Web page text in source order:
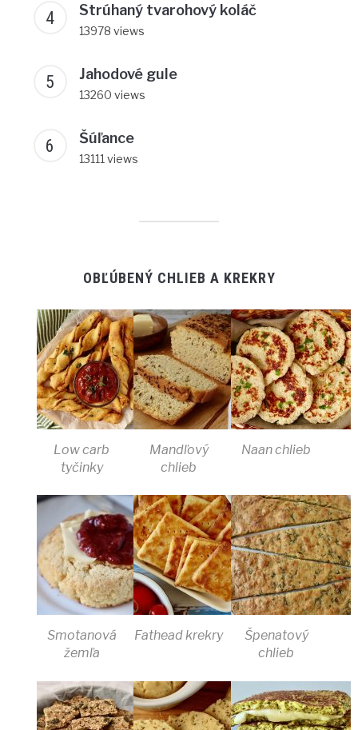
Strúhaný tvarohový koláč
13978 views
Jahodové gule
13260 views
Šúľance
13111 views
OBĽÚBENÝ CHLIEB A KREKRY
Low carb
tyčinky
Mandľový
chlieb
Naan chlieb
Smotanová
žemľa
Fathead krekry
Špenatový
chlieb